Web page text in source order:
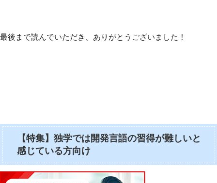
最後まで読んでいただき、ありがとうございました！
【特集】独学では開発言語の習得が難しいと
感じている方向け